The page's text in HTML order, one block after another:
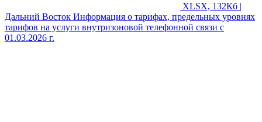
XLSX, 132Кб |
Дальний Восток Информация о тарифах, предельных уровнях
тарифов на услуги внутризоновой телефонной связи с
01.03.2026 г.